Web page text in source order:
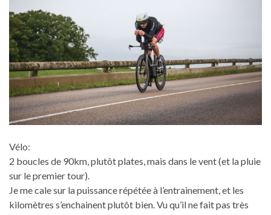
Vélo:
2 boucles de 90km, plutôt plates, mais dans le vent (et la pluie
sur le premier tour).
Je me cale sur la puissance répétée à l’entrainement, et les
kilomètres s’enchainent plutôt bien. Vu qu’il ne fait pas très